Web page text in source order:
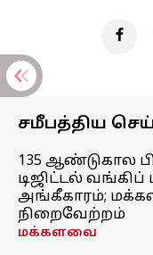
சமீபத்திய
135 ஆண்டுகால
டிஜிட்டல் வங்கிப்
அங்கீகாரம்;
நிறைவேற்றம்
மக்களவை